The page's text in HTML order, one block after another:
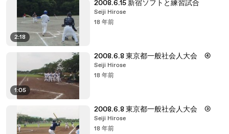
2:18
2008.6.15 新宿ソフトと練習試合
Seiji Hirose
18 年前
1:05
2008.6.8 東京都一般社会人大会 ④
Seiji Hirose
18 年前
2008.6.8 東京都一般社会人大会 ③
Seiji Hirose
18 年前